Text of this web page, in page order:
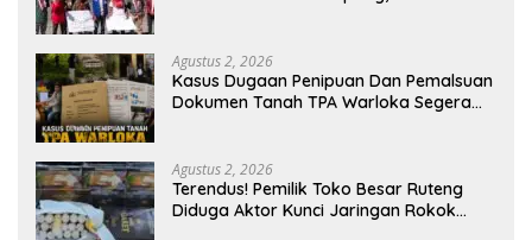
Agustus 2, 2026
Kasus Dugaan Penipuan Dan Pemalsuan
Dokumen Tanah TPA Warloka Segera
Memasuki Fase Krusial
Agustus 2, 2026
Terendus! Pemilik Toko Besar Ruteng
Diduga Aktor Kunci Jaringan Rokok